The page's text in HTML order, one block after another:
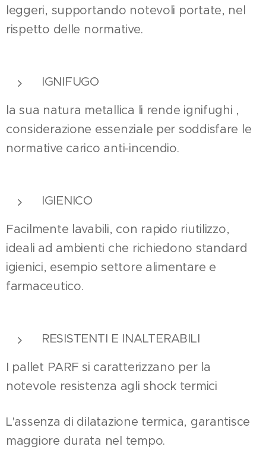
leggeri, supportando notevoli portate, nel
rispetto delle normative.
IGNIFUGO
la sua natura metallica li rende ignifughi ,
considerazione essenziale per soddisfare le
normative carico anti-incendio.
IGIENICO
Facilmente lavabili, con rapido riutilizzo,
ideali ad ambienti che richiedono standard
igienici, esempio settore alimentare e
farmaceutico.
RESISTENTI E INALTERABILI
I pallet PARF si caratterizzano per la
notevole resistenza agli shock termici
L'assenza di dilatazione termica, garantisce
maggiore durata nel tempo.